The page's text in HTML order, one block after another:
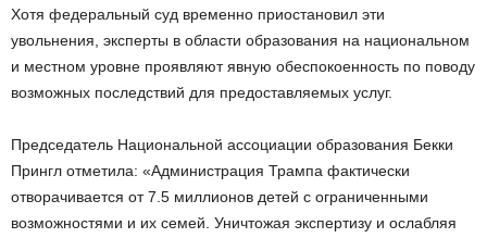
Хотя федеральный суд временно приостановил эти
увольнения, эксперты в области образования на национальном
и местном уровне проявляют явную обеспокоенность по поводу
возможных последствий для предоставляемых услуг.
Председатель Национальной ассоциации образования Бекки
Прингл отметила: «Администрация Трампа фактически
отворачивается от 7.5 миллионов детей с ограниченными
возможностями и их семей. Уничтожая экспертизу и ослабляя